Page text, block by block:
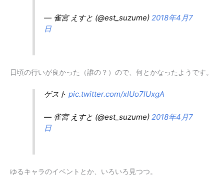
— 雀宮 えすと (@est_suzume)2018年4月7
日
日頃の行いが良かった（誰の？）ので、何とかなったようです。
ゲストpic.twitter.com/xIUo7lUxgA
— 雀宮 えすと (@est_suzume)2018年4月7
日
ゆるキャラのイベントとか、いろいろ見つつ。